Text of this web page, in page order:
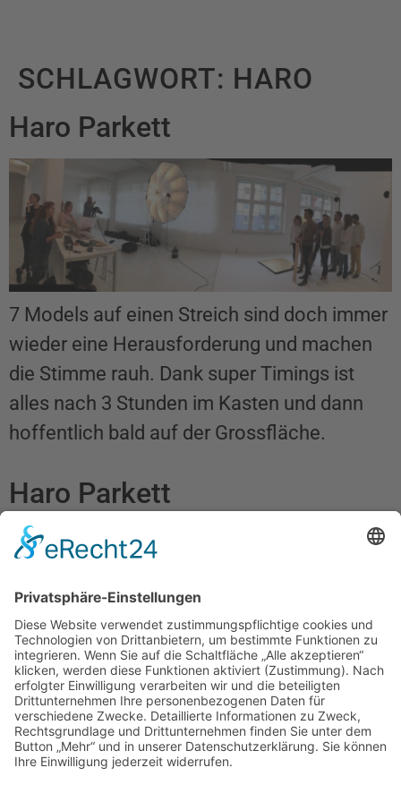
SCHLAGWORT: HARO
Haro Parkett
7 Models auf einen Streich sind doch immer
wieder eine Herausforderung und machen
die Stimme rauh. Dank super Timings ist
alles nach 3 Stunden im Kasten und dann
hoffentlich bald auf der Grossfläche.
Haro Parkett